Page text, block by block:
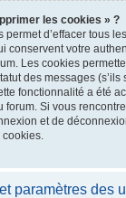
les cookies » ?
permet d’effacer tous
conservent votre
Les cookies
des messages
fonctionnalité a été
forum. Si vous
et de
paramètres des